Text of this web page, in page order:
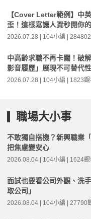
【Cover Letter範例】中
歪！這樣寫讓人資秒開你
2026.07.28 | 104小編 |
中高齡求職不再卡關！破
影音履歷」展現不可替代性
2026.07.28 | 104小編 | 1823
職場大小事
不敢獨自搭機？新興職業
把焦慮變安心
2026.08.04 | 104小編 | 1624
面試也要看公司外觀、洗
取公司」
2026.08.04 | 104小編 | 27790